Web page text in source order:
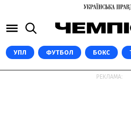
УПЛ ФУТБОЛ БОКС
РЕКЛАМА: